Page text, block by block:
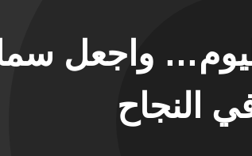
اليوم… واجعل
النجاح